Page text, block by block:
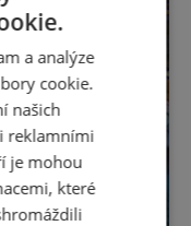
a analýze
cookie.
našich
reklamními
je mohou
které